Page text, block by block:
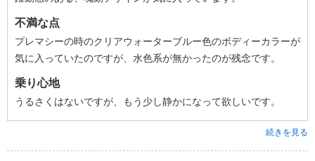
不満な点
プレマシーの時のクリアウォーターブルー色のボディーカラーが
気に入っていたのですが、水色系が無かったのが残念です。
乗り心地
うるさくはないですが、もう少し静かになって欲しいです。
続きを見る